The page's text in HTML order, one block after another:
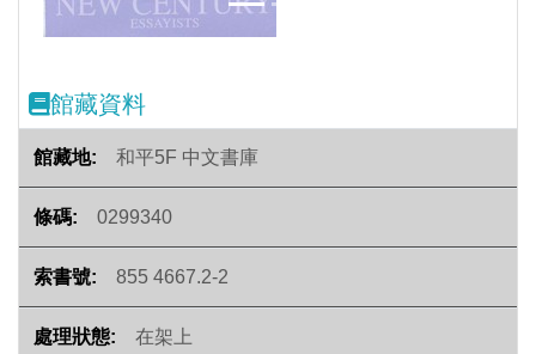
館藏資料
和平5F 中文書庫
0299340
855 4667.2-2
在架上